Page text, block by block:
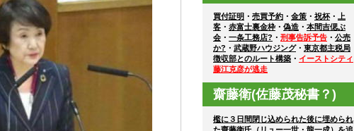
買付証明 ・ 売買予約 ・ 金策 ・ 祝杯・
上
客 ・ 赤富士裏金枠 ・ 偽造 ・ 本間吉偲ぶ
会 ・ 一条工務店? ・ 刑事告訴予告 ・ 公売
か? ・ 武蔵野ハウジング・ 東京都主税局
徴収部とのルート構築 ・ イーストシティ
藤江克彦が逃走
齋藤衛(佐藤茂秘書？)
檻に３日間閉じ込められた後に埋められ